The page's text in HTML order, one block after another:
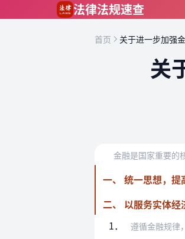
法律法规速查
首页 关于进一步加强
关
一、 统一思想，
二、 以服务实体
1．
遵循金融规律，